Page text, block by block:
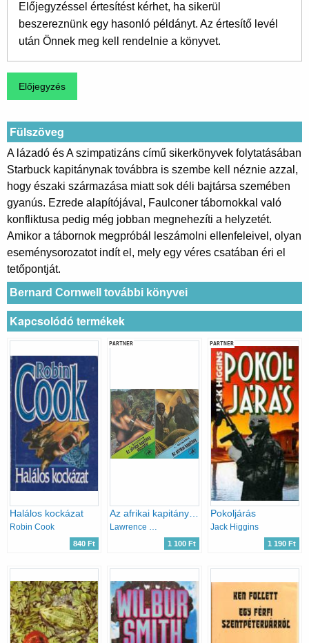
Előjegyzéssel értesítést kérhet, ha sikerül
beszereznünk egy hasonló példányt. Az értesítő levél
után Önnek meg kell rendelnie a könyvet.
Fülszöveg
A lázadó és A szimpatizáns című sikerkönyvek folytatásában
Starbuck kapitánynak továbbra is szembe kell néznie azzal,
hogy északi származása miatt sok déli bajtársa szemében
gyanús. Ezrede alapítójával, Faulconer tábornokkal való
konfliktusa pedig még jobban megnehezíti a helyzetét.
Amikor a tábornok megpróbál leszámolni ellenfeleivel, olyan
eseménysorozatot indít el, mely egy véres csatában éri el
tetőpontját.
Bernard Cornwell további könyvei
Kapcsolódó termékek
Halálos kockázat
Robin Cook
840 Ft
PARTNER
Lawrence Sanders
1 100 Ft
PARTNER
Pokoljárás
Jack Higgins
1 190 Ft